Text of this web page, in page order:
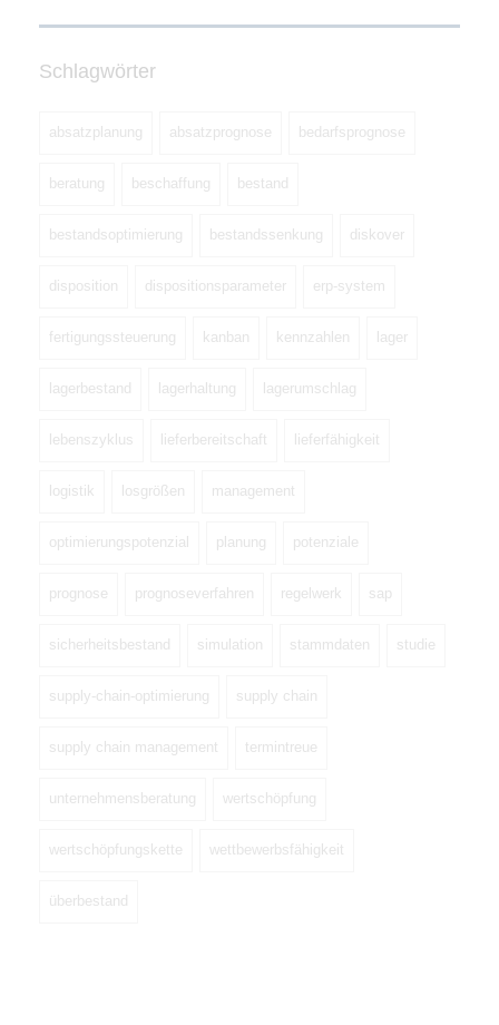
Schlagwörter
absatzplanung absatzprognose bedarfsprognose
beratung beschaffung bestand
bestandsoptimierung bestandssenkung diskover
disposition dispositionsparameter erp-system
fertigungssteuerung kanban kennzahlen lager
lagerbestand lagerhaltung lagerumschlag
lebenszyklus lieferbereitschaft lieferfähigkeit
logistik losgrößen management
optimierungspotenzial planung potenziale
prognose prognoseverfahren regelwerk sap
sicherheitsbestand simulation stammdaten studie
supply-chain-optimierung supply chain
supply chain management termintreue
unternehmensberatung wertschöpfung
wertschöpfungskette wettbewerbsfähigkeit
überbestand